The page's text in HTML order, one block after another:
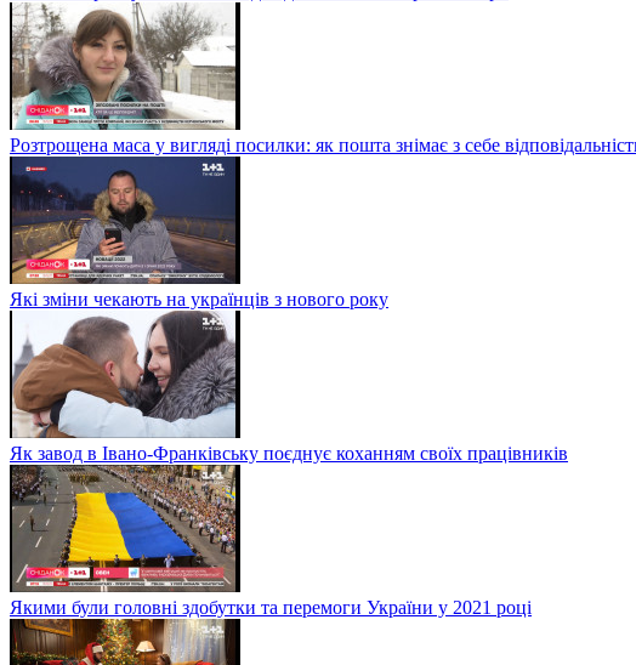
Розтрощена маса у вигляді посилки: як пошта знімає з себе
Які зміни чекають на українців з нового року
Як завод в Івано-Франківську поєднує коханням своїх працівників
Якими були головні здобутки та перемоги України у 2021 році